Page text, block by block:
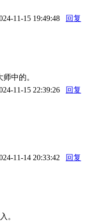
11-15 19:49:48
回复
中的。
11-15 22:39:26
回复
11-14 20:33:42
回复
。